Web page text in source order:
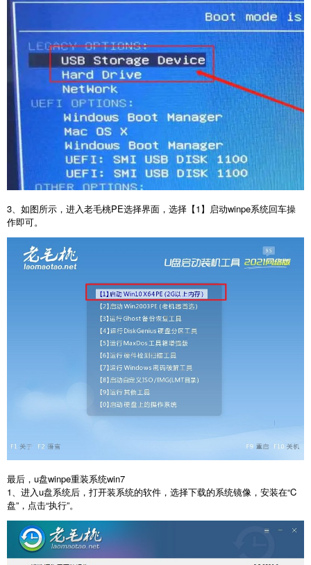
3、如图所示，进入老毛桃PE选择界面，选择【1】启动winpe系统回车操
作即可。
最后，u盘winpe重装系统win7
1、进入u盘系统后，打开装系统的软件，选择下载的系统镜像，安装在“C
盘”，点击“执行”。